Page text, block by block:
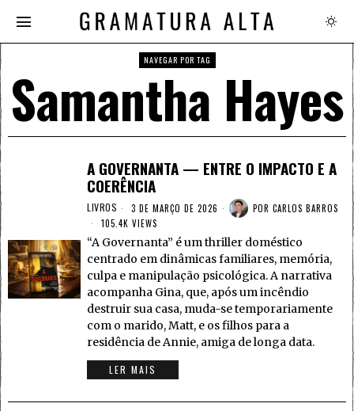
NAVEGAR POR TAG
Samantha Hayes
A GOVERNANTA — ENTRE O IMPACTO E A
COERÊNCIA
LIVROS 3 DE MARÇO DE 2026 POR CARLOS BARROS
105.4K VIEWS
“A Governanta” é um thriller doméstico
centrado em dinâmicas familiares, memória,
culpa e manipulação psicológica. A narrativa
acompanha Gina, que, após um incêndio
destruir sua casa, muda-se temporariamente
com o marido, Matt, e os filhos para a
residência de Annie, amiga de longa data.
LER MAIS